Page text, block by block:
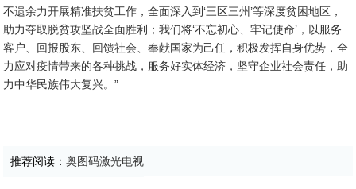
不遗余力开展精准扶贫工作，全面深入到‘三区三州’等深度贫困地区，
助力夺取脱贫攻坚战全面胜利；我们将‘不忘初心、牢记使命’，以服务
客户、回报股东、回馈社会、奉献国家为己任，积极发挥自身优势，全
力应对疫情带来的各种挑战，服务好实体经济，坚守企业社会责任，助
力中华民族伟大复兴。”
推荐阅读：奥图码激光电视